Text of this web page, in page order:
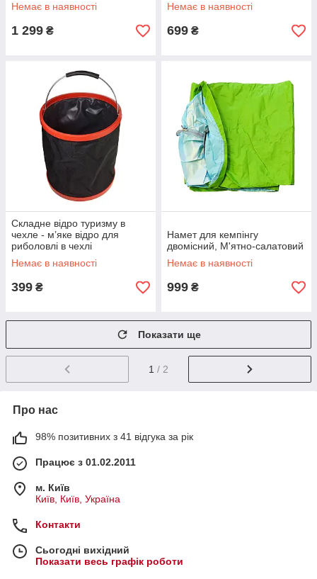
Немає в наявності
1 299 ₴
Немає в наявності
699 ₴
Складне відро туризму в
чехле - м’яке відро для
риболовлі в чехлі
Немає в наявності
399 ₴
Намет для кемпінгу
двомісний, М'ятно-салатовий
Немає в наявності
999 ₴
Показати ще
1 / 2
Про нас
98% позитивних з 41 відгука за рік
Працює з 01.02.2011
м. Київ
Київ, Київ, Україна
Контакти
Сьогодні вихідний
Показати весь графік роботи